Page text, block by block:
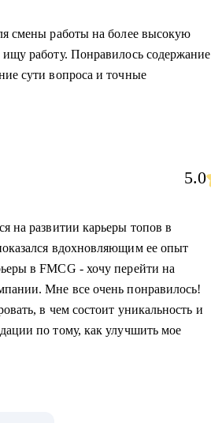
смены работы на более высокую
работу. Понравилось содержание
сути вопроса и точные
5.0
на развитии карьеры топов в
вдохновляющим ее опыт
в FMCG - хочу перейти на
Мне все очень понравилось!
в чем состоит уникальность и
по тому, как улучшить мое